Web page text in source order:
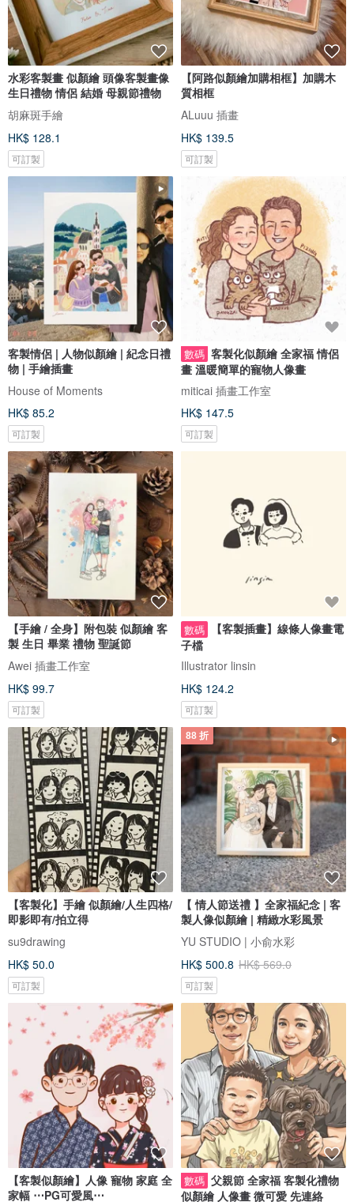
水彩客製畫 似顏繪 頭像客製畫像
生日禮物 情侶 結婚 母親節禮物
胡麻斑手繪
HK$ 128.1
可訂製
【阿路似顏繪加購相框】加購木
質相框
ALuuu 插畫
HK$ 139.5
可訂製
客製情侶 | 人物似顏繪 | 紀念日禮
物 | 手繪插畫
House of Moments
HK$ 85.2
可訂製
數碼 客製化似顏繪 全家福 情侶
畫 溫暖簡單的寵物人像畫
miticai 插畫工作室
HK$ 147.5
可訂製
【手繪 / 全身】附包裝 似顏繪 客
製 生日 畢業 禮物 聖誕節
Awei 插畫工作室
HK$ 99.7
可訂製
數碼
【客製插畫】線條人像畫電
子檔
Illustrator linsin
HK$ 124.2
可訂製
【客製化】手繪 似顏繪/人生四格/
即影即有/拍立得
su9drawing
HK$ 50.0
可訂製
88 折
【 情人節送禮 】全家福紀念 | 客
製人像似顏繪 | 精緻水彩風景
YU STUDIO | 小俞水彩
HK$ 500.8 HK$ 569.0
可訂製
【客製似顏繪】人像 寵物 家庭 全
家幅 ⋯PG可愛風⋯
數碼 父親節 全家福 客製化禮物
似顏繪 人像畫 微可愛 先連絡